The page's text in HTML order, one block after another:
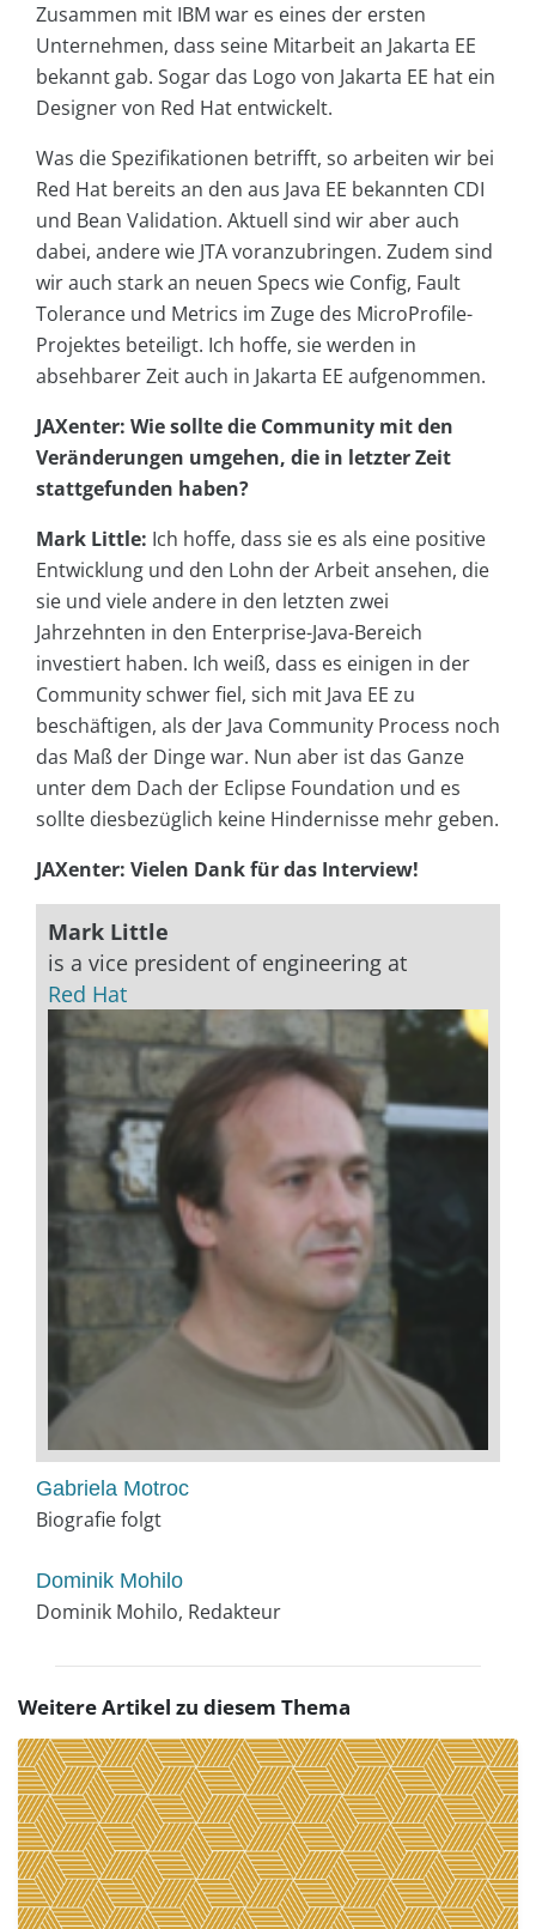
Zusammen mit IBM war es eines der ersten
Unternehmen, dass seine Mitarbeit an Jakarta EE
bekannt gab. Sogar das Logo von Jakarta EE hat ein
Designer von Red Hat entwickelt.
Was die Spezifikationen betrifft, so arbeiten wir bei
Red Hat bereits an den aus Java EE bekannten CDI
und Bean Validation. Aktuell sind wir aber auch
dabei, andere wie JTA voranzubringen. Zudem sind
wir auch stark an neuen Specs wie Config, Fault
Tolerance und Metrics im Zuge des MicroProfile-
Projektes beteiligt. Ich hoffe, sie werden in
absehbarer Zeit auch in Jakarta EE aufgenommen.
JAXenter: Wie sollte die Community mit den
Veränderungen umgehen, die in letzter Zeit
stattgefunden haben?
Mark Little: Ich hoffe, dass sie es als eine positive
Entwicklung und den Lohn der Arbeit ansehen, die
sie und viele andere in den letzten zwei
Jahrzehnten in den Enterprise-Java-Bereich
investiert haben. Ich weiß, dass es einigen in der
Community schwer fiel, sich mit Java EE zu
beschäftigen, als der Java Community Process noch
das Maß der Dinge war. Nun aber ist das Ganze
unter dem Dach der Eclipse Foundation und es
sollte diesbezüglich keine Hindernisse mehr geben.
JAXenter: Vielen Dank für das Interview!
Mark Little
is a vice president of engineering at
Red Hat
Gabriela Motroc
Biografie folgt
Dominik Mohilo
Dominik Mohilo, Redakteur
Weitere Artikel zu diesem Thema